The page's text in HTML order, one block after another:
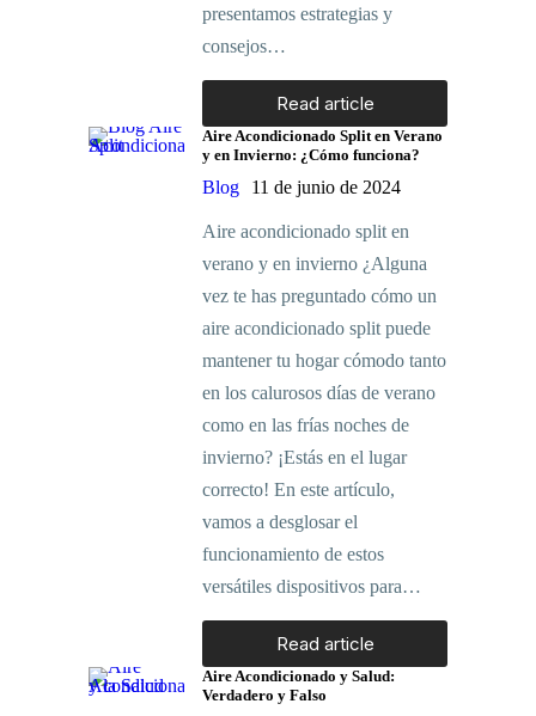
presentamos estrategias y
consejos…
Read article
Aire Acondicionado Split en Verano
y en Invierno: ¿Cómo funciona?
Blog 11 de junio de 2024
Aire acondicionado split en
verano y en invierno ¿Alguna
vez te has preguntado cómo un
aire acondicionado split puede
mantener tu hogar cómodo tanto
en los calurosos días de verano
como en las frías noches de
invierno? ¡Estás en el lugar
correcto! En este artículo,
vamos a desglosar el
funcionamiento de estos
versátiles dispositivos para…
Read article
Aire Acondicionado y Salud:
Verdadero y Falso